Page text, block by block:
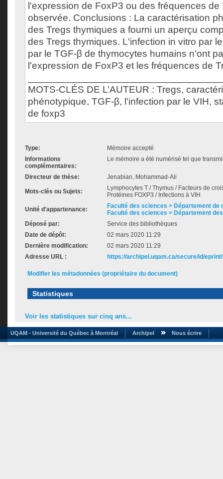
l'expression de FoxP3 ou des fréquences de
observée. Conclusions : La caractérisation
des Tregs thymiques a fourni un aperçu
des Tregs thymiques. L'infection in vitro par
par le TGF-β de thymocytes humains n'ont
l'expression de FoxP3 et les fréquences de
MOTS-CLÉS DE L’AUTEUR : Tregs,
phénotypique, TGF-β, l'infection par le VIH,
de foxp3
Type:
Mémoire accepté
Informations
complémentaires:
Le mémoire a été numérisé tel que
Directeur de thèse: Jenabian, Mohammad-Ali
Mots-clés ou Sujets:
Lymphocytes T / Thymus / Facteurs de
Protéines FOXP3 / Infections à VIH
Unité d'appartenance:
Faculté des sciences > Département de
Faculté des sciences > Département
Déposé par:
Service des bibliothèques
Date de dépôt:
02 mars 2020 11:29
Dernière modification:
02 mars 2020 11:29
Adresse URL :
https://archipel.uqam.ca/secure/id/
Modifier les métadonnées (propriétaire du document)
Statistiques
Voir les statistiques sur cinq ans...
UQAM - Université du Québec à Montréal Archipel Nous écrire